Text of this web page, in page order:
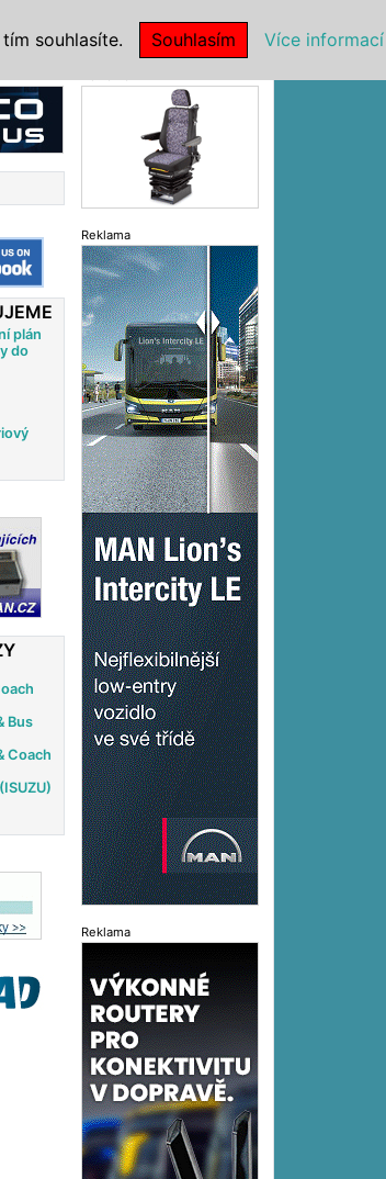
plán
do
Bus
Coach
Reklama
Reklama
souhlasíte. Souhlasím Více informací